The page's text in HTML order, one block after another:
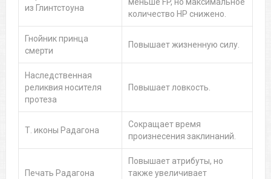
из Глинтстоуна
количество HP снижено.
Гнойник принца
смерти
Повышает жизненную силу.
Наследственная
реликвия носителя
протеза
Повышает ловкость.
Т. иконы Радагона
Сокращает время
произнесения заклинаний.
Печать Радагона
Повышает атрибуты, но
также увеличивает